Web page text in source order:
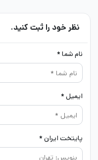
نظر خود را ثبت کنید.
نام شما *
ایمیل *
پایتخت ایران *